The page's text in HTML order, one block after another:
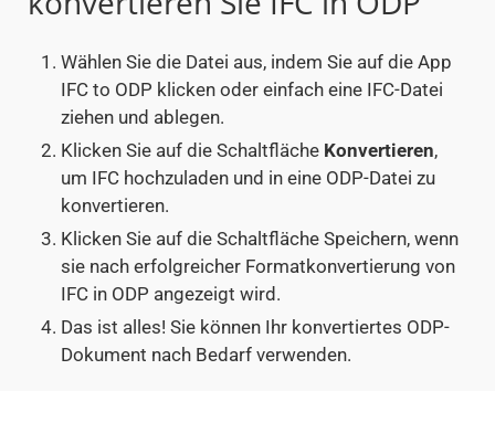
Wählen Sie die Datei aus, indem Sie auf die App
IFC to ODP klicken oder einfach eine IFC-Datei
ziehen und ablegen.
Klicken Sie auf die Schaltfläche Konvertieren,
um IFC hochzuladen und in eine ODP-Datei zu
konvertieren.
Klicken Sie auf die Schaltfläche Speichern, wenn
sie nach erfolgreicher Formatkonvertierung von
IFC in ODP angezeigt wird.
Das ist alles! Sie können Ihr konvertiertes ODP-
Dokument nach Bedarf verwenden.